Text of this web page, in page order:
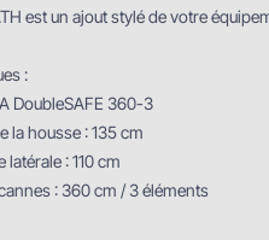
est un ajout stylé de votre
:
DoubleSAFE 360-3
la housse : 135 cm
: 110 cm
: 360 cm / 3 éléments